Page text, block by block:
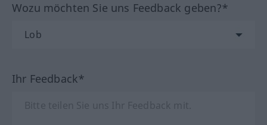
Wozu möchten Sie uns Feedback geben?*
Ihr Feedback*